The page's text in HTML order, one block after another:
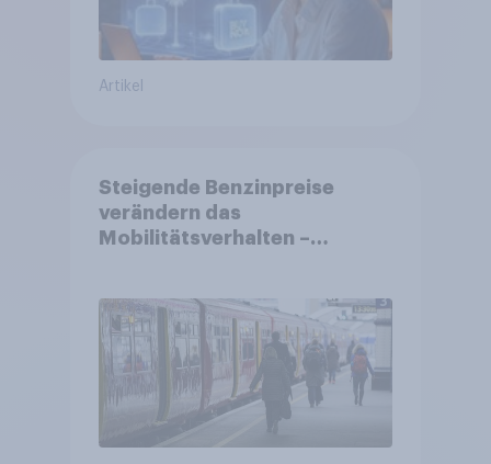
Artikel
Steigende Benzinpreise
verändern das
Mobilitätsverhalten –
auf öffentliche
Verkehrsmittel um